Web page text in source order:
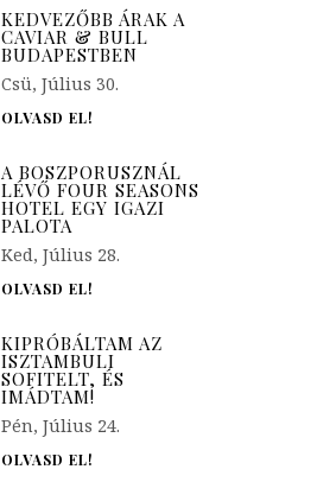
KEDVEZŐBB ÁRAK A
CAVIAR & BULL
BUDAPESTBEN
Csü, Július 30.
OLVASD EL!
A BOSZPORUSZNÁL
LÉVŐ FOUR SEASONS
HOTEL EGY IGAZI
PALOTA
Ked, Július 28.
OLVASD EL!
KIPRÓBÁLTAM AZ
ISZTAMBULI
SOFITELT, ÉS
IMÁDTAM!
Pén, Július 24.
OLVASD EL!